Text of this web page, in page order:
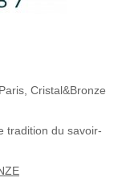
Cristal&Bronze
tradition du savoir-